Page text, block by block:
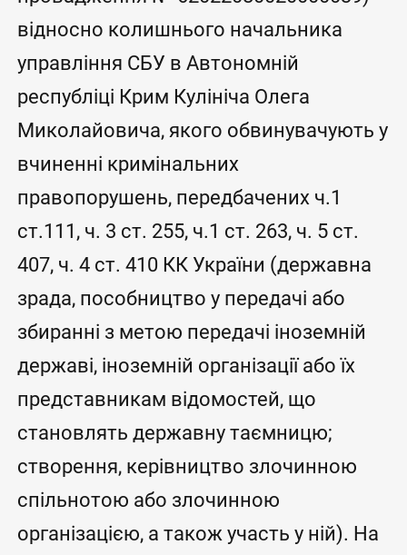
відносно колишнього начальника
управління СБУ в Автономній
республіці Крим Кулініча Олега
Миколайовича, якого обвинувачують у
вчиненні кримінальних
правопорушень, передбачених ч.1
ст.111, ч. 3 ст. 255, ч.1 ст. 263, ч. 5 ст.
407, ч. 4 ст. 410 КК України (державна
зрада, пособництво у передачі або
збиранні з метою передачі іноземній
державі, іноземній організації або їх
представникам відомостей, що
становлять державну таємницю;
створення, керівництво злочинною
спільнотою або злочинною
організацією, а також участь у ній). На